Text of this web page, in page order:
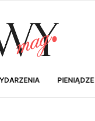
PIENIĄDZE